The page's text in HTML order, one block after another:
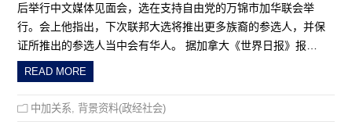
后举行中文媒体见面会，选在支持自由党的万锦市加华联会举
行。会上他指出，下次联邦大选将推出更多族裔的参选人，并保
证所推出的参选人当中会有华人。 据加拿大《世界日报》报…
READ MORE
中加关系 背景资料(政经社会)